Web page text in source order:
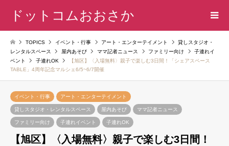
ドットコムおおさか
TOPICS イベント・行事 アート・エンターテイメント
貸しスタジオ・
レンタルスペース
屋内あそび ママ記者ニュース ファミリー向け
子連れイ
ベント
子連れOK
【旭区】〈入場無料〉親子で楽しむ3日間！「シェアスペース
TABLE」4周年記念マルシェ6/5~6/7開催
イベント・行事 アート・エンターテイメント
貸しスタジオ・レンタルスペース 屋内あそび ママ記者ニュース
ファミリー向け 子連れイベント 子連れOK
【旭区】〈入場無料〉親子で楽しむ3日間！